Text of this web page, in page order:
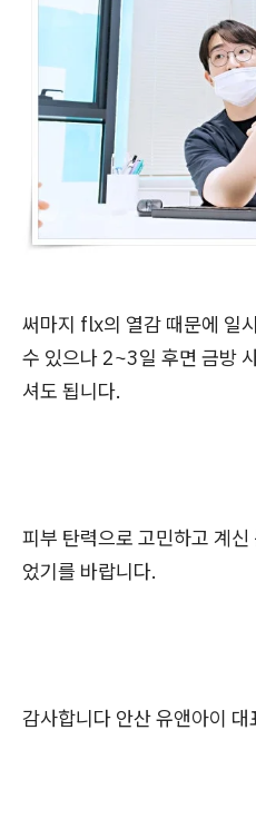
써마지 flx의 열감 때문에 일
수 있으나 2~3일 후면 금방
셔도 됩니다.
피부 탄력으로 고민하고 계
었기를 바랍니다.
감사합니다 안산 유앤아이